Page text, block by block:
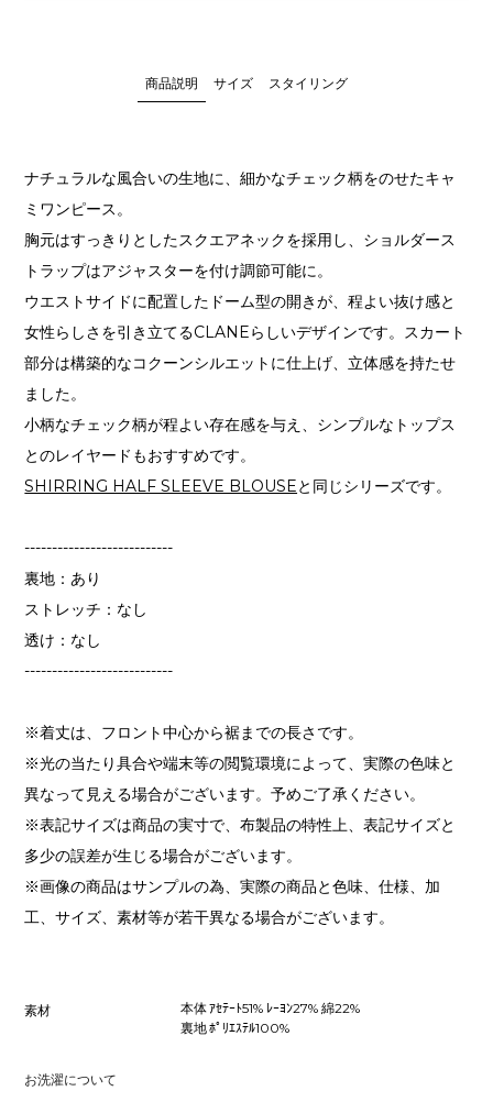
商品説明 サイズ スタイリング
ナチュラルな風合いの生地に、細かなチェック柄をのせたキャ
ミワンピース。
胸元はすっきりとしたスクエアネックを採用し、ショルダース
トラップはアジャスターを付け調節可能に。
ウエストサイドに配置したドーム型の開きが、程よい抜け感と
女性らしさを引き立てるCLANEらしいデザインです。スカート
部分は構築的なコクーンシルエットに仕上げ、立体感を持たせ
ました。
小柄なチェック柄が程よい存在感を与え、シンプルなトップス
とのレイヤードもおすすめです。
SHIRRING HALF SLEEVE BLOUSEと同じシリーズです。
---------------------------
裏地：あり
ストレッチ：なし
透け：なし
---------------------------
※着丈は、フロント中心から裾までの長さです。
※光の当たり具合や端末等の閲覧環境によって、実際の色味と
異なって見える場合がございます。予めご了承ください。
※表記サイズは商品の実寸で、布製品の特性上、表記サイズと
多少の誤差が生じる場合がございます。
※画像の商品はサンプルの為、実際の商品と色味、仕様、加
工、サイズ、素材等が若干異なる場合がございます。
素材
本体 ｱｾﾃｰﾄ51% ﾚｰﾖﾝ27% 綿22%
裏地 ﾎﾟﾘｴｽﾃﾙ100%
お洗濯について